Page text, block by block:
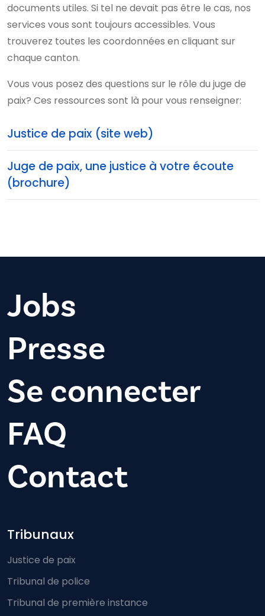
documents utiles. Si tel ne devait pas être le cas, nos
services vous sont toujours accessibles. Vous
trouverez toutes les coordonnées en cliquant sur
chaque canton.
Vous vous posez des questions sur le rôle du juge de
paix? Ces ressources sont là pour vous renseigner:
Justice de paix (site web)
Juge de paix, une justice à votre écoute
(brochure)
Jobs
Presse
Se connecter
FAQ
Contact
Footer-menu
Tribunaux
Justice de paix
Tribunal de police
Tribunal de première instance